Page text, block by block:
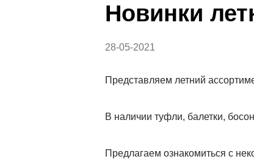
Новинки
28-05-2021
Представляем летний
В наличии туфли, балетки,
Предлагаем ознакомиться с